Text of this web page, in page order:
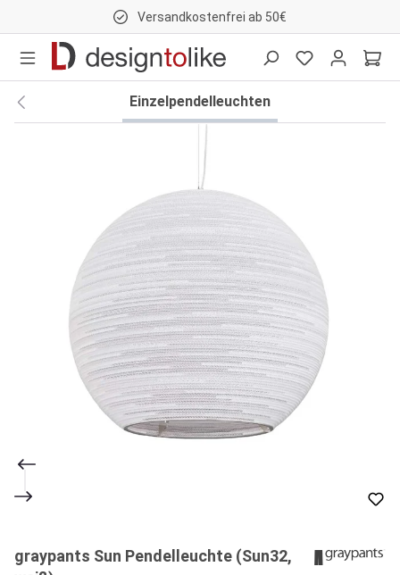
Versandkostenfrei ab 50€
Einzelpendelleuchten
graypants Sun Pendelleuchte (Sun32,